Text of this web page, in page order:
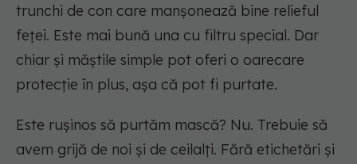
trunchi de con care manșonează bine relieful
feței. Este mai bună una cu filtru special. Dar
chiar și măștile simple pot oferi o oarecare
protecție în plus, așa că pot fi purtate.
Este rușinos să purtăm mască? Nu. Trebuie să
avem grijă de noi și de ceilalți. Fără etichetări și